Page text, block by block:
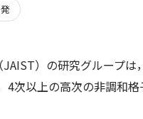
）の研究グループ
4次以上の高次の非調和